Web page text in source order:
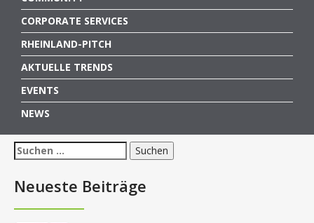
CORPORATE SERVICES
RHEINLAND-PITCH
AKTUELLE TRENDS
EVENTS
NEWS
Suchen
nach:
Neueste Beiträge